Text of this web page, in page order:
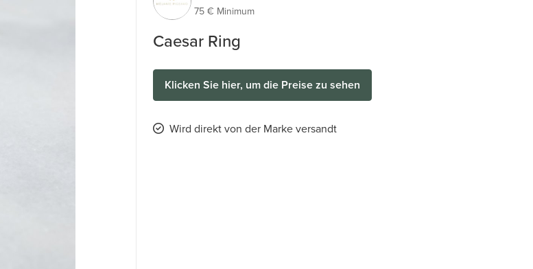
Pigeaud
75 € Minimum
Caesar Ring
Klicken Sie hier, um die Preise zu sehen
Wird direkt von der Marke versandt